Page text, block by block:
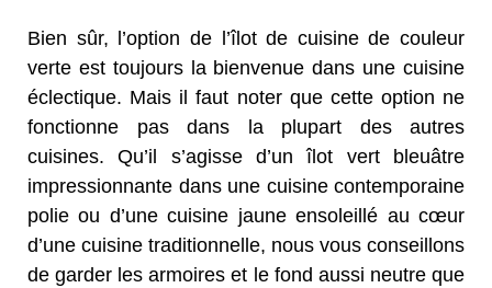
Bien sûr, l’option de l’îlot de cuisine de couleur
verte est toujours la bienvenue dans une cuisine
éclectique. Mais il faut noter que cette option ne
fonctionne pas dans la plupart des autres
cuisines. Qu’il s’agisse d’un îlot vert bleuâtre
impressionnante dans une cuisine contemporaine
polie ou d’une cuisine jaune ensoleillé au cœur
d’une cuisine traditionnelle, nous vous conseillons
de garder les armoires et le fond aussi neutre que